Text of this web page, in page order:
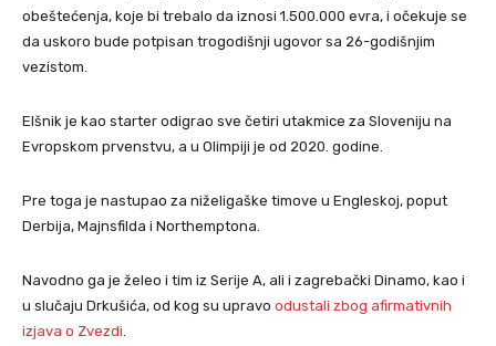
obeštećenja, koje bi trebalo da iznosi 1.500.000 evra, i očekuje se
da uskoro bude potpisan trogodišnji ugovor sa 26-godišnjim
vezistom.
Elšnik je kao starter odigrao sve četiri utakmice za Sloveniju na
Evropskom prvenstvu, a u Olimpiji je od 2020. godine.
Pre toga je nastupao za niželigaške timove u Engleskoj, poput
Derbija, Majnsfilda i Northemptona.
Navodno ga je želeo i tim iz Serije A, ali i zagrebački Dinamo, kao i
u slučaju Drkušića, od kog su upravo odustali zbog afirmativnih
izjava o Zvezdi